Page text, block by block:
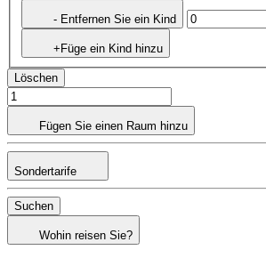
- Entfernen Sie ein Kind
+Füge ein Kind hinzu
Löschen
Fügen Sie einen Raum hinzu
Sondertarife
Suchen
Wohin reisen Sie?